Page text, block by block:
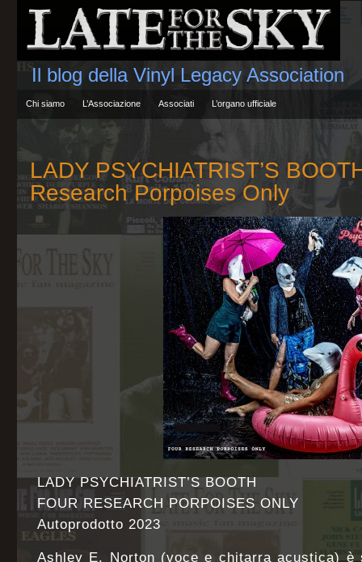
Il blog della Vinyl Legacy Association
Chi siamo L’Associazione Associati L’organo ufficiale
LADY PSYCHIATRIST’S
Research Porpoises Only
LADY PSYCHIATRIST’S BOOTH
FOUR RESEARCH PORPOISES ONLY
Autoprodotto 2023
Ashley E. Norton (voce e chitarra acustica)